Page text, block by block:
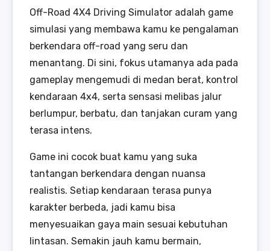
Off-Road 4X4 Driving Simulator adalah game
simulasi yang membawa kamu ke pengalaman
berkendara off-road yang seru dan
menantang. Di sini, fokus utamanya ada pada
gameplay mengemudi di medan berat, kontrol
kendaraan 4x4, serta sensasi melibas jalur
berlumpur, berbatu, dan tanjakan curam yang
terasa intens.
Game ini cocok buat kamu yang suka
tantangan berkendara dengan nuansa
realistis. Setiap kendaraan terasa punya
karakter berbeda, jadi kamu bisa
menyesuaikan gaya main sesuai kebutuhan
lintasan. Semakin jauh kamu bermain,